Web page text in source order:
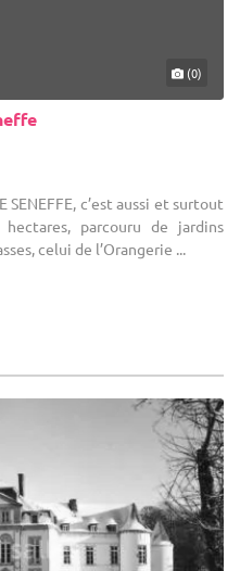
(0)
SENEFFE, c’est aussi et surtout
parcouru de jardins
celui de l’Orangerie ...